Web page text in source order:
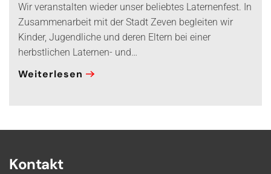
Wir veranstalten wieder unser beliebtes Laternenfest. In
Zusammenarbeit mit der Stadt Zeven begleiten wir
Kinder, Jugendliche und deren Eltern bei einer
herbstlichen Laternen- und…
Weiterlesen
Kontakt